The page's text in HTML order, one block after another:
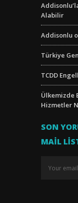
Alabilir
Addisonlu
Türkiye
TCDD
Ülkemizde
Hizmetler
SON
MAIL